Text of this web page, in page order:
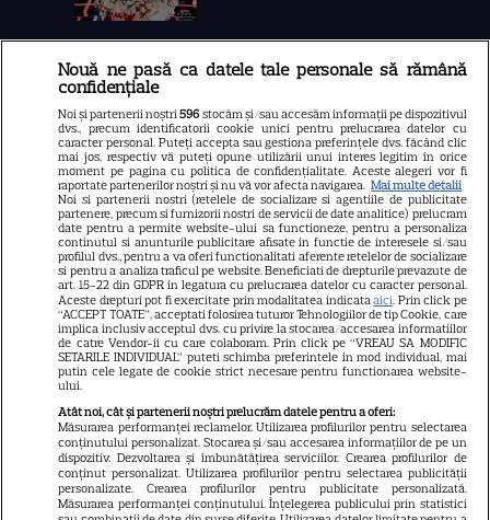
Libertatea
Libertatea pentru femei
GSP
Știri mondene
Avantaje
Elle
Unica
Retete practice
URMĂREȘTE-NE PE
Copyright2026Ringier Romania – Toate Drepturile rezervate
Nouă ne pasă ca datele tale personale să rămână
confidențiale
Noi și partenerii noștri596 stocăm și/sau accesăm informații pe dispozitivul
dvs., precum identificatorii cookie unici pentru prelucrarea datelor cu
caracter personal. Puteți accepta sau gestiona preferințele dvs. făcând clic
mai jos, respectiv vă puteți opune utilizării unui interes legitim în orice
moment pe pagina cu politica de confidențialitate. Aceste alegeri vor fi
raportate partenerilor noștri și nu vă vor afecta navigarea. Mai multe detalii
Noi si partenerii nostri (retelele de socializare si agentiile de publicitate
partenere, precum si furnizorii nostri de servicii de date analitice) prelucram
date pentru a permite website-ului sa functioneze, pentru a personaliza
continutul si anunturile publicitare afisate in functie de interesele si/sau
profilul dvs., pentru a va oferi functionalitati aferente retelelor de socializare
si pentru a analiza traficul pe website. Beneficiati de drepturile prevazute de
art. 15-22 din GDPR in legatura cu prelucrarea datelor cu caracter personal.
Aceste drepturi pot fi exercitate prin modalitatea indicataaici. Prin click pe
“ACCEPT TOATE”, acceptati folosirea tuturor Tehnologiilor de tip Cookie, care
implica inclusiv acceptul dvs. cu privire la stocarea/accesarea informatiilor
de catre Vendor-ii cu care colaboram. Prin click pe “VREAU SA MODIFIC
SETARILE INDIVIDUAL” puteti schimba preferintele in mod individual, mai
putin cele legate de cookie strict necesare pentru functionarea website-
ului.
Atât noi, cât și partenerii noștri prelucrăm datele pentru a oferi:
Măsurarea performanței reclamelor. Utilizarea profilurilor pentru selectarea
conținutului personalizat. Stocarea și/sau accesarea informațiilor de pe un
dispozitiv. Dezvoltarea și îmbunătățirea serviciilor. Crearea profilurilor de
conținut personalizat. Utilizarea profilurilor pentru selectarea publicității
personalizate. Crearea profilurilor pentru publicitate personalizată.
Măsurarea performanței conținutului. Înțelegerea publicului prin statistici